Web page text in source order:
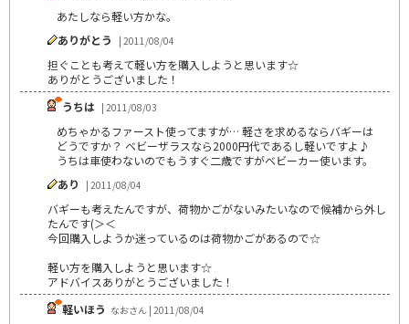
あたしなら軽い方かな。
ありがとう
| 2011/08/04
担ぐことも考えて軽い方を購入しようと思います☆
ありがとうございました！
うちは | 2011/08/03
めちゃかるファースト使ってますが… 軽さを求めるならバギーは
どうですか？ ベビーザラスなら2000円代であるし軽いですよ♪
うちは車使わないのでもうすぐ二歳ですがベビーカー使います。
あり
| 2011/08/04
バギーも考えたんですが、荷物かごがないみたいなので候補から外し
たんです(＞＜
今回購入しようか迷っているのは荷物かごがあるので☆
軽い方を購入しようと思います☆
アドバイスありがとうございました！
軽いほう なおさん | 2011/08/04